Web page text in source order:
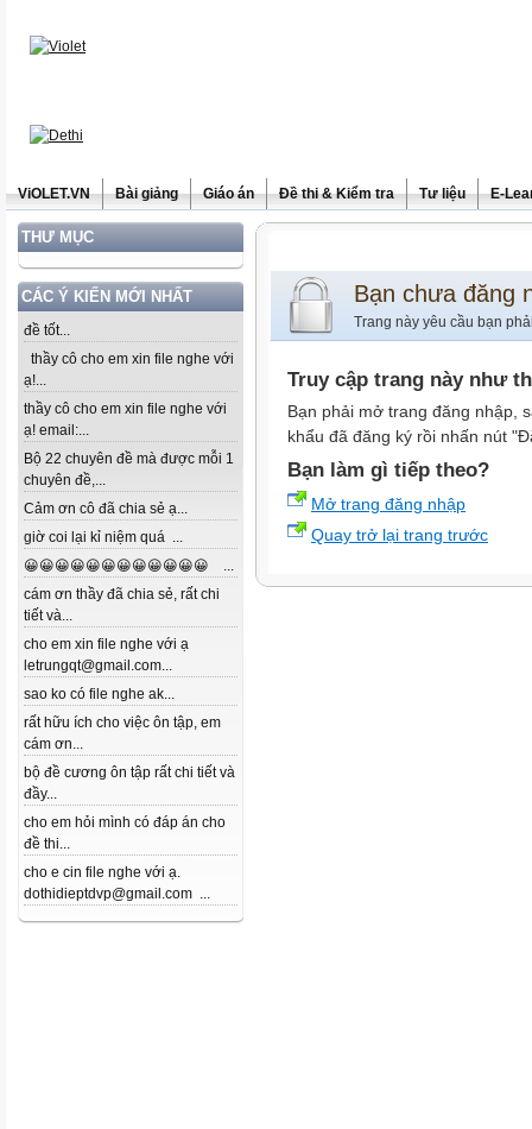
ViOLET.VN Bài giảng Giáo án Đề thi & Kiểm tra Tư liệu E-
THƯ MỤC
CÁC Ý KIẾN MỚI NHẤT
đề tốt...
thầy cô cho em xin file nghe với
ạ!...
thầy cô cho em xin file nghe với
ạ! email:...
Bộ 22 chuyên đề mà được mỗi 1
chuyên đề,...
Cảm ơn cô đã chia sẻ ạ...
giờ coi lại kỉ niệm quá ...
😀😀😀😀😀😀😀😀😀😀😀😀 ...
cám ơn thầy đã chia sẻ, rất chi
tiết và...
cho em xin file nghe với ạ
letrungqt@gmail.com...
sao ko có file nghe ak...
rất hữu ích cho việc ôn tập, em
cám ơn...
bộ đề cương ôn tập rất chi tiết và
đầy...
cho em hỏi mình có đáp án cho
đề thi...
cho e cin file nghe với ạ.
dothidieptdvp@gmail.com ...
Bạn chưa đăng
Trang này yêu cầu bạn
Truy cập trang này như
Bạn phải mở trang đăng nhập,
khẩu đã đăng ký rồi nhấn nút
Bạn làm gì tiếp theo?
Mở trang đăng nhập
Quay trở lại trang trước